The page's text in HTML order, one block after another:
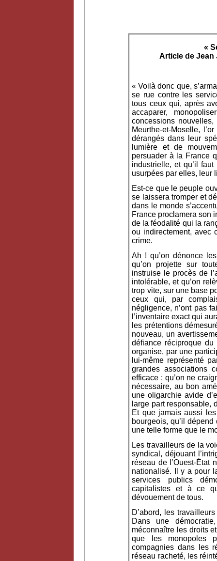
«
Article de
« Voilà donc que,
se rue contre les
tous ceux qui, après
accaparer,
concessions
Meurthe-et-Moselle,
dérangés dans leur
lumière et de
persuader à la France
industrielle, et qu’il
usurpées par elles, leur
Est-ce que le peuple
se laissera tromper et
dans le monde
France proclamera son
de la féodalité qui la
ou indirectement, avec
crime.
Ah ! qu’on dénonce
qu’on projette sur
instruise le procès de
intolérable, et qu’on
trop vite, sur une base
ceux qui, par
négligence, n’ont pas
l’inventaire exact qui
les prétentions
nouveau, un
défiance réciproque
organise, par une
lui-même représenté
grandes associations
efficace ; qu’on ne
nécessaire, au bon
une oligarchie avide
large part responsable,
Et que jamais aussi
bourgeois, qu’il
une telle forme que le
Les travailleurs de la
syndical, déjouant
réseau de l’Ouest-État
nationalisé. Il y a pour
services publics
capitalistes et à ce
dévouement de tous.
D’abord, les
Dans une
méconnaître les droits
que les monopoles
compagnies dans les
réseau racheté, les